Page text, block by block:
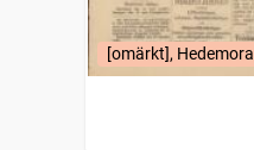
[omärkt], Hedemora